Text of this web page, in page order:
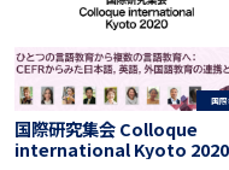
国
国際研究集会 Colloque
international Kyoto 2020